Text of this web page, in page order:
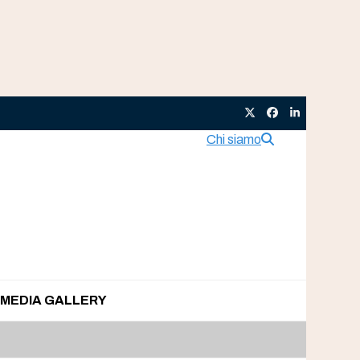
TwitterFacebook
LinkedIn
Chi siamo
MEDIA GALLERY